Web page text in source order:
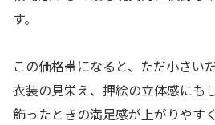
す。
この価格帯になると、ただ小さい
衣装の見栄え、押絵の立体感にも
飾ったときの満足感が上がりやす